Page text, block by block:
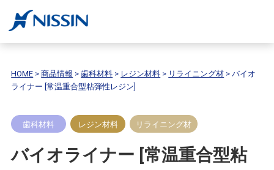
HOME >商品情報 >歯科材料 > レジン材料 > リライニング材 >バイオ
ライナー [常温重合型粘弾性レジン]
歯科材料 レジン材料 リライニング材
バイオライナー [常温重合型粘